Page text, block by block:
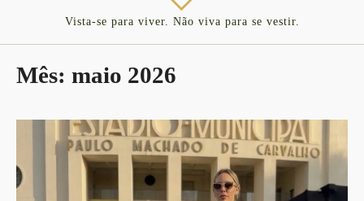
Vista-se para viver. Não viva para se vestir.
Mês: maio 2026